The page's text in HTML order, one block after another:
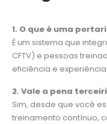
1. O que é uma
É um sistema que
CFTV) e pessoas
eficiência e
2. Vale a pena
Sim, desde que você
treinamento contínuo,